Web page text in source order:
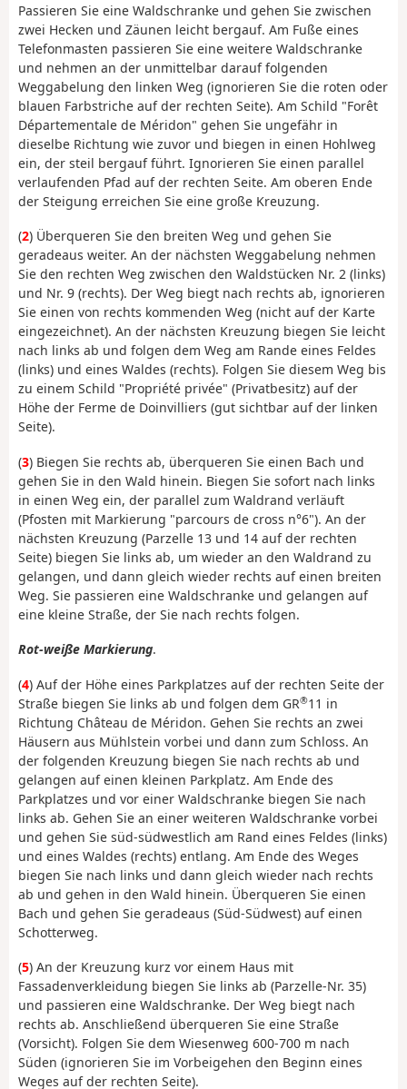
Passieren Sie eine Waldschranke und gehen Sie zwischen
zwei Hecken und Zäunen leicht bergauf. Am Fuße eines
Telefonmasten passieren Sie eine weitere Waldschranke
und nehmen an der unmittelbar darauf folgenden
Weggabelung den linken Weg (ignorieren Sie die roten oder
blauen Farbstriche auf der rechten Seite). Am Schild "Forêt
Départementale de Méridon" gehen Sie ungefähr in
dieselbe Richtung wie zuvor und biegen in einen Hohlweg
ein, der steil bergauf führt. Ignorieren Sie einen parallel
verlaufenden Pfad auf der rechten Seite. Am oberen Ende
der Steigung erreichen Sie eine große Kreuzung.
(2) Überqueren Sie den breiten Weg und gehen Sie
geradeaus weiter. An der nächsten Weggabelung nehmen
Sie den rechten Weg zwischen den Waldstücken Nr. 2 (links)
und Nr. 9 (rechts). Der Weg biegt nach rechts ab, ignorieren
Sie einen von rechts kommenden Weg (nicht auf der Karte
eingezeichnet). An der nächsten Kreuzung biegen Sie leicht
nach links ab und folgen dem Weg am Rande eines Feldes
(links) und eines Waldes (rechts). Folgen Sie diesem Weg bis
zu einem Schild "Propriété privée" (Privatbesitz) auf der
Höhe der Ferme de Doinvilliers (gut sichtbar auf der linken
Seite).
(3) Biegen Sie rechts ab, überqueren Sie einen Bach und
gehen Sie in den Wald hinein. Biegen Sie sofort nach links
in einen Weg ein, der parallel zum Waldrand verläuft
(Pfosten mit Markierung "parcours de cross n°6"). An der
nächsten Kreuzung (Parzelle 13 und 14 auf der rechten
Seite) biegen Sie links ab, um wieder an den Waldrand zu
gelangen, und dann gleich wieder rechts auf einen breiten
Weg. Sie passieren eine Waldschranke und gelangen auf
eine kleine Straße, der Sie nach rechts folgen.
Rot-weiße Markierung.
(4) Auf der Höhe eines Parkplatzes auf der rechten Seite der
Straße biegen Sie links ab und folgen dem GR®11 in
Richtung Château de Méridon. Gehen Sie rechts an zwei
Häusern aus Mühlstein vorbei und dann zum Schloss. An
der folgenden Kreuzung biegen Sie nach rechts ab und
gelangen auf einen kleinen Parkplatz. Am Ende des
Parkplatzes und vor einer Waldschranke biegen Sie nach
links ab. Gehen Sie an einer weiteren Waldschranke vorbei
und gehen Sie süd-südwestlich am Rand eines Feldes (links)
und eines Waldes (rechts) entlang. Am Ende des Weges
biegen Sie nach links und dann gleich wieder nach rechts
ab und gehen in den Wald hinein. Überqueren Sie einen
Bach und gehen Sie geradeaus (Süd-Südwest) auf einen
Schotterweg.
(5) An der Kreuzung kurz vor einem Haus mit
Fassadenverkleidung biegen Sie links ab (Parzelle-Nr. 35)
und passieren eine Waldschranke. Der Weg biegt nach
rechts ab. Anschließend überqueren Sie eine Straße
(Vorsicht). Folgen Sie dem Wiesenweg 600-700 m nach
Süden (ignorieren Sie im Vorbeigehen den Beginn eines
Weges auf der rechten Seite).